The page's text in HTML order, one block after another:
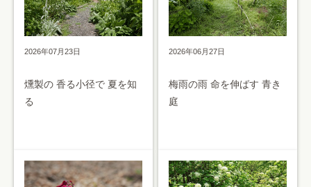
2026年07月23日
燻製の 香る小径で 夏を知
る
2026年06月27日
梅雨の雨 命を伸ばす 青き
庭